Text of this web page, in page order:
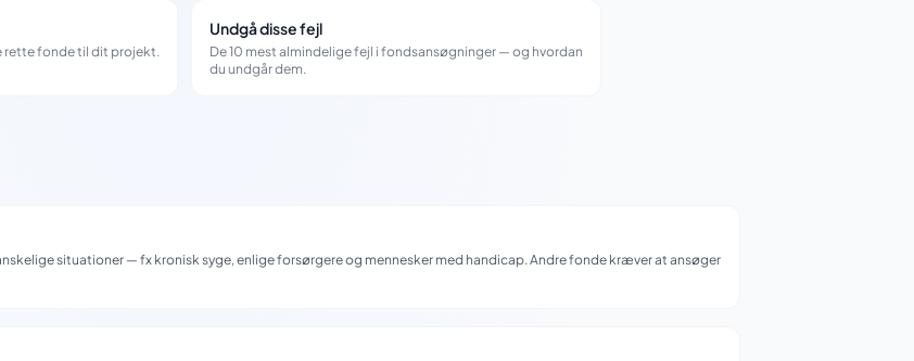
rette fonde til dit projekt.
Undgå disse fejl
De 10 mest almindelige fejl i fondsansøgninger — og hvordan
du undgår dem.
situationer — fx kronisk syge, enlige forsørgere og mennesker med handicap. Andre fonde kræver at ansøger